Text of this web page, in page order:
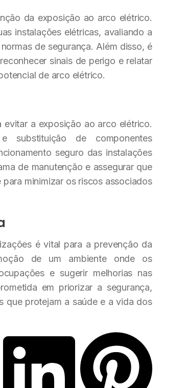
da exposição ao arco elétrico.
instalações elétricas, avaliando a
de segurança. Além disso, é
sinais de perigo e relatar
de arco elétrico.
a exposição ao arco elétrico.
substituição de componentes
seguro das instalações
de manutenção e assegurar que
minimizar os riscos associados
é vital para a prevenção da
de um ambiente onde os
e sugerir melhorias nas
em priorizar a segurança,
que protejam a saúde e a vida dos